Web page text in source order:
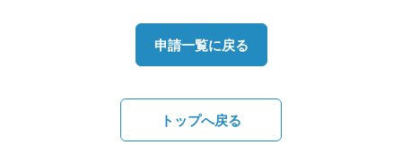
申請一覧に戻る
トップへ戻る